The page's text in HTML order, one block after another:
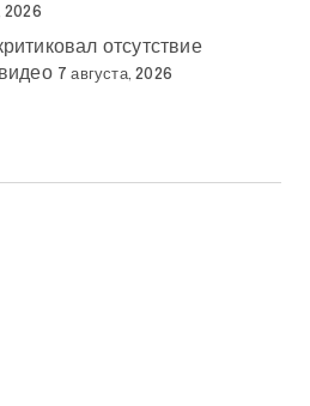
2026
отсутствие
7 августа, 2026